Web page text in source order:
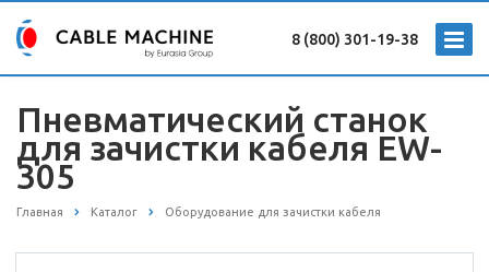
8 (800) 301-19-38
Пневматический станок
для зачистки кабеля EW-
305
Главная Каталог Оборудование для зачистки кабеля